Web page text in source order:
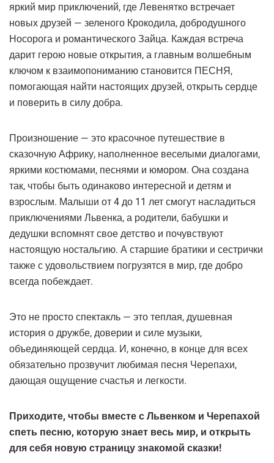
яркий мир приключений, где Левенятко встречает
новых друзей — зеленого Крокодила, добродушного
Носорога и романтического Зайца. Каждая встреча
дарит герою новые открытия, а главным волшебным
ключом к взаимопониманию становится ПЕСНЯ,
помогающая найти настоящих друзей, открыть сердце
и поверить в силу добра.
Произношение — это красочное путешествие в
сказочную Африку, наполненное веселыми диалогами,
яркими костюмами, песнями и юмором. Она создана
так, чтобы быть одинаково интересной и детям и
взрослым. Малыши от 4 до 11 лет смогут насладиться
приключениями Львенка, а родители, бабушки и
дедушки вспомнят свое детство и почувствуют
настоящую ностальгию. А старшие братики и сестрички
также с удовольствием погрузятся в мир, где добро
всегда побеждает.
Это не просто спектакль — это теплая, душевная
история о дружбе, доверии и силе музыки,
объединяющей сердца. И, конечно, в конце для всех
обязательно прозвучит любимая песня Черепахи,
дающая ощущение счастья и легкости.
Приходите, чтобы вместе с Львенком и Черепахой
спеть песню, которую знает весь мир, и открыть
для себя новую страницу знакомой сказки!